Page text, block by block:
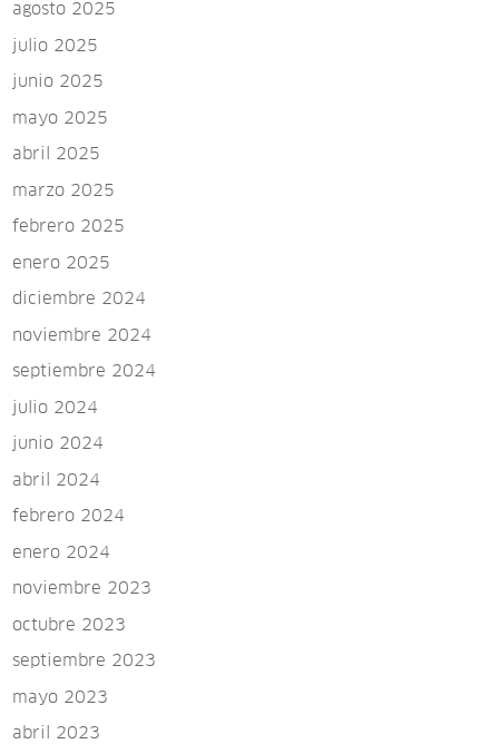
agosto 2025
julio 2025
junio 2025
mayo 2025
abril 2025
marzo 2025
febrero 2025
enero 2025
diciembre 2024
noviembre 2024
septiembre 2024
julio 2024
junio 2024
abril 2024
febrero 2024
enero 2024
noviembre 2023
octubre 2023
septiembre 2023
mayo 2023
abril 2023